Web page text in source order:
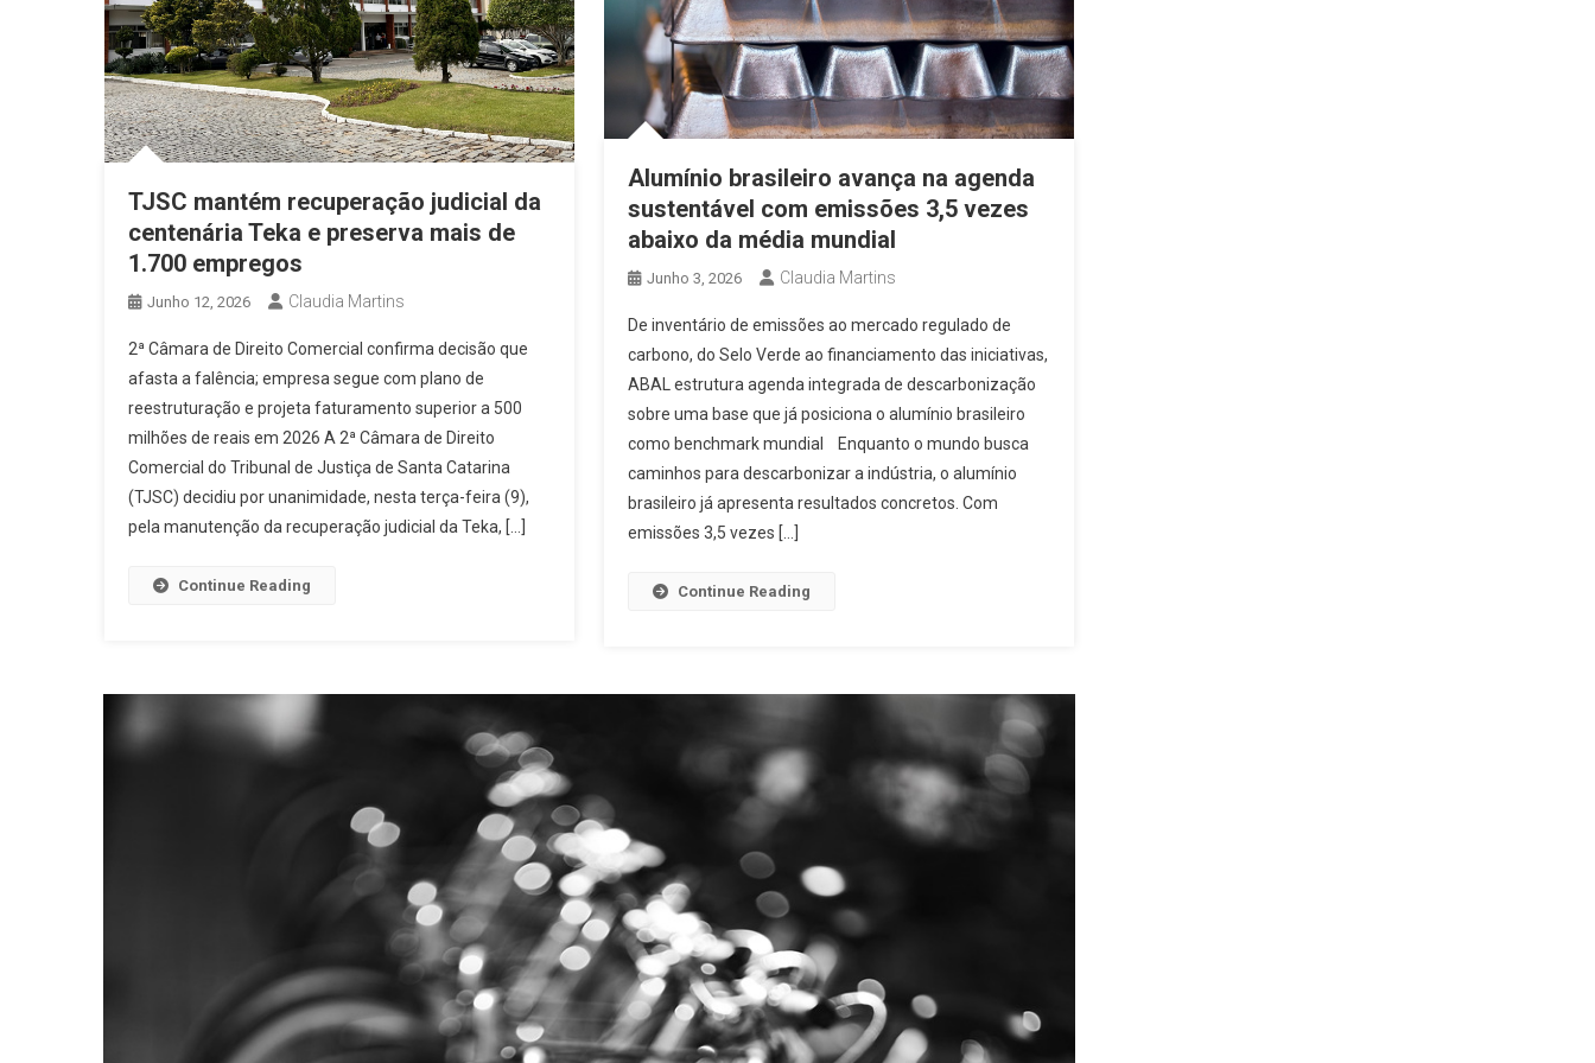
TJSC mantém recuperação judicial da
centenária Teka e preserva mais de
1.700 empregos
Junho 12, 2026 Claudia Martins
2ª Câmara de Direito Comercial confirma decisão que
afasta a falência; empresa segue com plano de
reestruturação e projeta faturamento superior a 500
milhões de reais em 2026 A 2ª Câmara de Direito
Comercial do Tribunal de Justiça de Santa Catarina
(TJSC) decidiu por unanimidade, nesta terça-feira (9),
pela manutenção da recuperação judicial da Teka, […]
Continue Reading
Alumínio brasileiro avança na agenda
sustentável com emissões 3,5 vezes
abaixo da média mundial
Junho 3, 2026 Claudia Martins
De inventário de emissões ao mercado regulado de
carbono, do Selo Verde ao financiamento das iniciativas,
ABAL estrutura agenda integrada de descarbonização
sobre uma base que já posiciona o alumínio brasileiro
como benchmark mundial Enquanto o mundo busca
caminhos para descarbonizar a indústria, o alumínio
brasileiro já apresenta resultados concretos. Com
emissões 3,5 vezes […]
Continue Reading